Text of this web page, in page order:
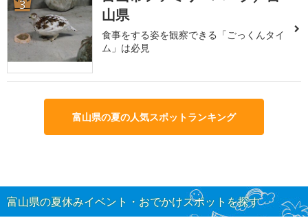
3
山県
食事をする姿を観察できる「ごっくんタイ
ム」は必見
富山県の夏の人気スポットランキング
富山県の夏休みイベント・おでかけスポットを探す